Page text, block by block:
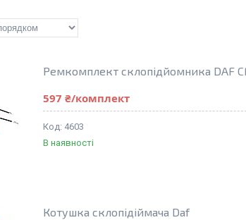
Ремкомплект склопідйомника DAF
597 ₴/комплект
4603
В наявності
Котушка склопідіймача Daf